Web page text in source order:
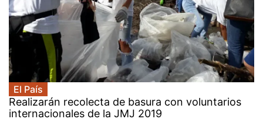
El País
Realizarán recolecta de basura con voluntarios
internacionales de la JMJ 2019